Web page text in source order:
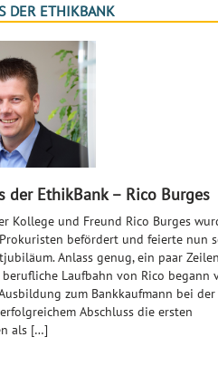
DER ETHIKBANK
der EthikBank – Rico Burges
Kollege und Freund Rico Burges
befördert und feierte nun
Anlass genug, ein paar
berufliche Laufbahn von Rico begann
zum Bankkaufmann bei der
Abschluss die ersten
als […]